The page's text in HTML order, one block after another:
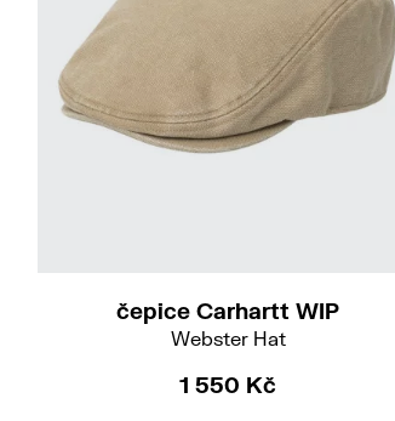
čepice Carhartt WIP
Webster Hat
1 550 Kč